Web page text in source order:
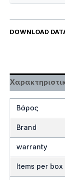
DOWNLOAD
Βάρος
Brand
warranty
Items per box